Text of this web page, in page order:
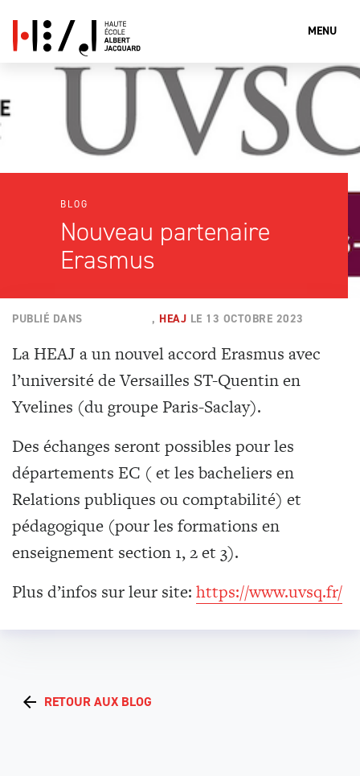
MENU
Rechercher
BLOG
Nouveau partenaire
Erasmus
PUBLIÉ DANS , HEAJ LE 13 OCTOBRE 2023
La HEAJ a un nouvel accord Erasmus avec
l’université de Versailles ST-Quentin en
Yvelines (du groupe Paris-Saclay).
Des échanges seront possibles pour les
départements EC ( et les bacheliers en
Relations publiques ou comptabilité) et
pédagogique (pour les formations en
enseignement section 1, 2 et 3).
Plus d’infos sur leur site: https://www.uvsq.fr/
RETOUR AUX BLOG